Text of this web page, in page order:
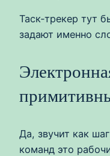
Таск‑трекер тут
задают именно
Да, звучит как
команд это